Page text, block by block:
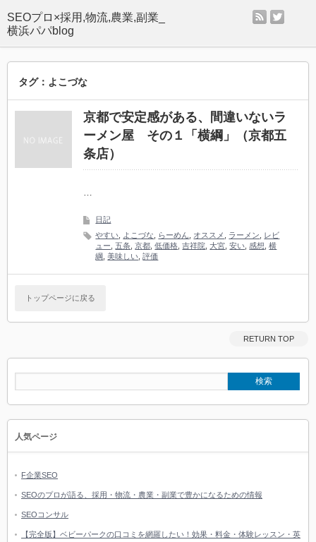
SEOプロ×採用,物流,農業,副業_
横浜パパblog
rss
タグ：よこづな
京都で安定感がある、間違いないラ
ーメン屋 その１「横綱」（京都五
条店）
…
日記
やすい
よこづな らーめん オススメ ラーメン
レビ
ュー ,五条 ,京都 ,低価格 ,吉祥院 ,大宮 ,安い ,感想 ,横
綱 ,美味しい ,評価
トップページに戻る
RETURN TOP
人気ページ
F企業SEO
SEOのプロが語る、採用・物流・農業・副業で豊かになるための情報
SEOコンサル
【完全版】ベビーパークの口コミを網羅したい！効果・料金・体験レッスン・英